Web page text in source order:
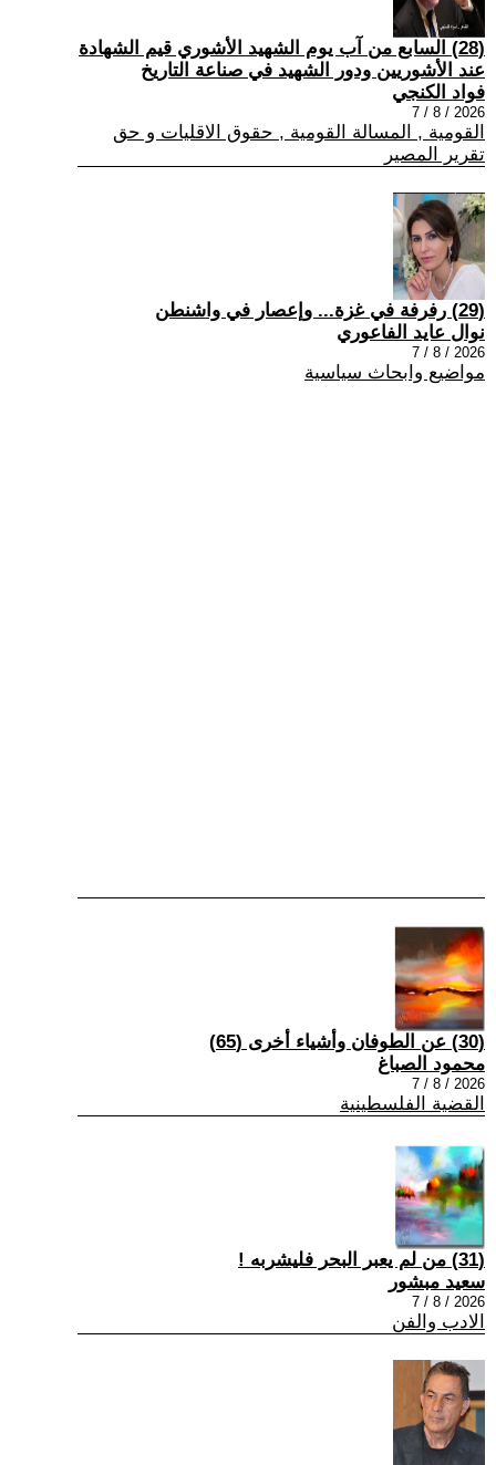
(28) السابع من آب يوم الشهيد الأشوري قيم الشهادة
عند الأشوريين ودور الشهيد في صناعة التاريخ
فواد الكنجي
2026 / 8 / 7
القومية , المسالة القومية , حقوق الاقليات و حق
تقرير المصير
(29) رفرفة في غزة... وإعصار في واشنطن
نوال عايد الفاعوري
2026 / 8 / 7
مواضيع وابحاث سياسية
(30) عن الطوفان وأشياء أخرى (65)
محمود الصباغ
2026 / 8 / 7
القضية الفلسطينية
(31) من لم يعبر البحر فليشربه !
سعيد مبشور
2026 / 8 / 7
الادب والفن